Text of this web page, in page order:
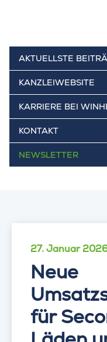
AKTUELLSTE
KANZLEIWEBSITE
KARRIERE BEI
KONTAKT
NEWSLETTER
27. Januar
Neue
für